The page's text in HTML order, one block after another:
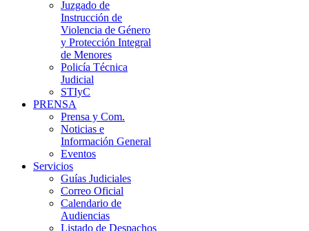
Juzgado de
Instrucción de
Violencia de Género
y Protección Integral
de Menores
Policía Técnica
Judicial
STIyC
PRENSA
Prensa y Com.
Noticias e
Información General
Eventos
Servicios
Guías Judiciales
Correo Oficial
Calendario de
Audiencias
Listado de Despachos